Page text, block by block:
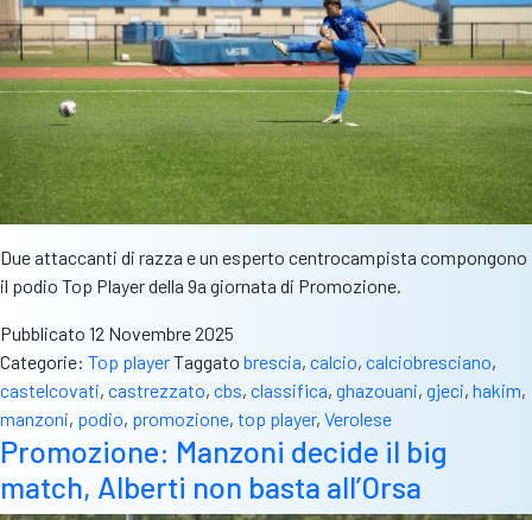
Due attaccanti di razza e un esperto centrocampista compongono
il podio Top Player della 9a giornata di Promozione.
Pubblicato 12 Novembre 2025
Categorie: Top playerTaggato brescia, calcio, calciobresciano,
castelcovati, castrezzato, cbs, classifica, ghazouani, gjeci, hakim,
manzoni, podio, promozione, top player, Verolese
Promozione: Manzoni decide il big
match, Alberti non basta all’Orsa